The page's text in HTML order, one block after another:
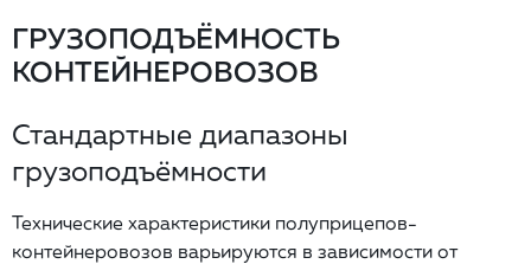
ГРУЗОПОДЪЁМНОСТЬ
КОНТЕЙНЕРОВОЗОВ
Стандартные диапазоны
грузоподъёмности
Технические характеристики полуприцепов-
контейнеровозов варьируются в зависимости от